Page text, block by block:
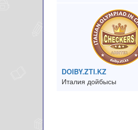
DOIBY.ZTI.KZ
Италия дойбысы